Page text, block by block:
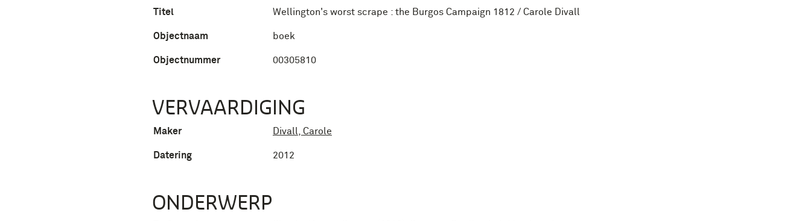
Titel Wellington's worst scrape : the Burgos Campaign 1812 / Carole Divall
Objectnaam boek
Objectnummer 00305810
VERVAARDIGING
Maker Divall, Carole
Datering 2012
ONDERWERP